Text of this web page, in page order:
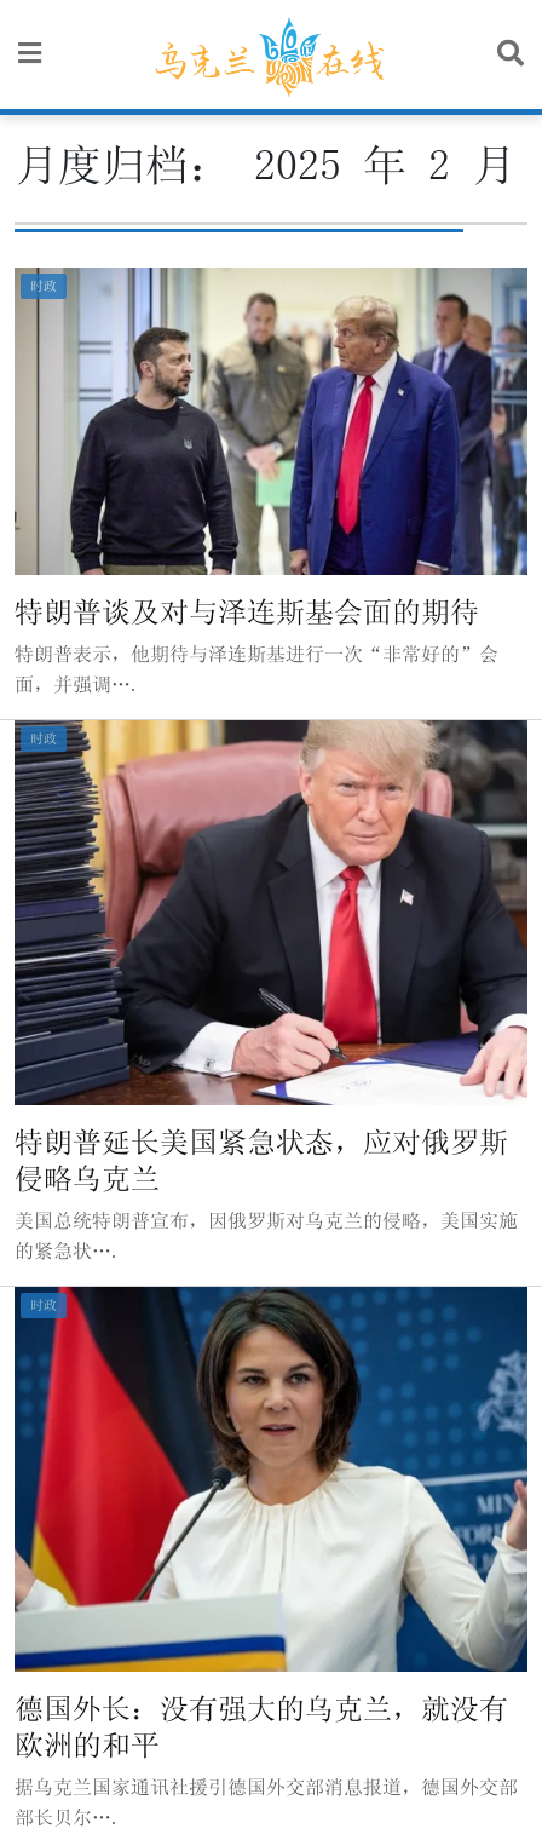
月度归档： 2025 年 2 月
时政
特朗普谈及对与泽连斯基会面的期待
特朗普表示，他期待与泽连斯基进行一次“非常好的”会
面，并强调….
时政
特朗普延长美国紧急状态，应对俄罗斯
侵略乌克兰
美国总统特朗普宣布，因俄罗斯对乌克兰的侵略，美国实施
的紧急状….
时政
德国外长：没有强大的乌克兰，就没有
欧洲的和平
据乌克兰国家通讯社援引德国外交部消息报道，德国外交部
部长贝尔….